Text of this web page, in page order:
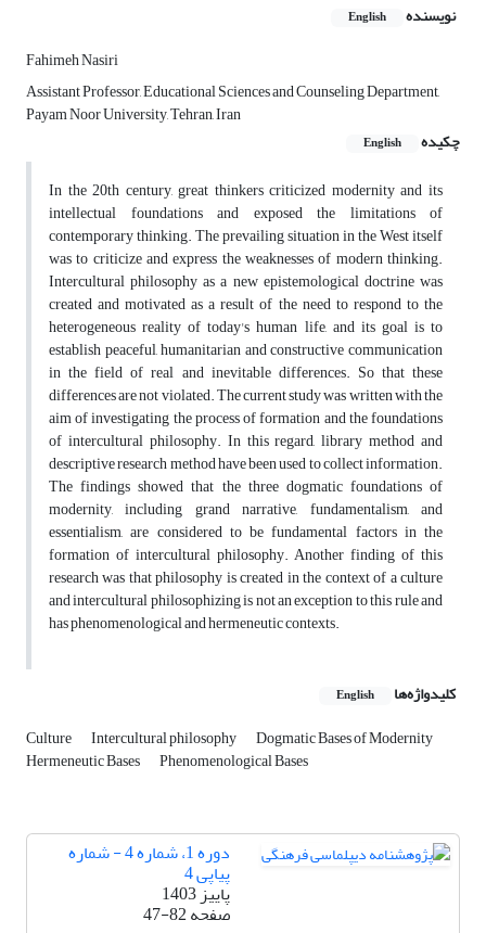
نویسنده English
Fahimeh Nasiri
Assistant Professor, Educational Sciences and Counseling Department,
Payam Noor University, Tehran, Iran
چکیده
English
In the 20th century, great thinkers criticized modernity and its
intellectual foundations and exposed the limitations of
contemporary thinking. The prevailing situation in the West itself
was to criticize and express the weaknesses of modern thinking.
Intercultural philosophy as a new epistemological doctrine was
created and motivated as a result of the need to respond to the
heterogeneous reality of today's human life, and its goal is to
establish peaceful, humanitarian and constructive communication
in the field of real and inevitable differences. So that these
differences are not violated. The current study was written with the
aim of investigating the process of formation and the foundations
of intercultural philosophy. In this regard, library method and
descriptive research method have been used to collect information.
The findings showed that the three dogmatic foundations of
modernity, including grand narrative, fundamentalism, and
essentialism, are considered to be fundamental factors in the
formation of intercultural philosophy. Another finding of this
research was that philosophy is created in the context of a culture
and intercultural philosophizing is not an exception to this rule and
has phenomenological and hermeneutic contexts.
کلیدواژه‌ها English
Culture Intercultural philosophy Dogmatic Bases of Modernity
Hermeneutic Bases Phenomenological Bases
دوره 1، شماره 4 - شماره
پیاپی 4
پاییز 1403
صفحه47-82